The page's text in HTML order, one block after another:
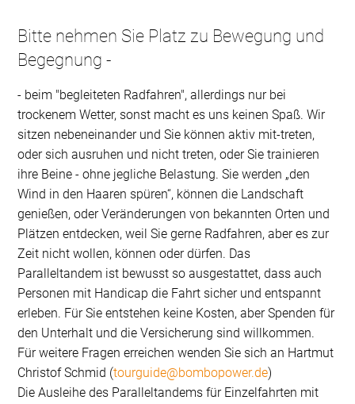
Bitte nehmen Sie Platz zu Bewegung und
Begegnung -
- beim "begleiteten Radfahren", allerdings nur bei
trockenem Wetter, sonst macht es uns keinen Spaß. Wir
sitzen nebeneinander und Sie können aktiv mit-treten,
oder sich ausruhen und nicht treten, oder Sie trainieren
ihre Beine - ohne jegliche Belastung. Sie werden „den
Wind in den Haaren spüren“, können die Landschaft
genießen, oder Veränderungen von bekannten Orten und
Plätzen entdecken, weil Sie gerne Radfahren, aber es zur
Zeit nicht wollen, können oder dürfen. Das
Paralleltandem ist bewusst so ausgestattet, dass auch
Personen mit Handicap die Fahrt sicher und entspannt
erleben. Für Sie entstehen keine Kosten, aber Spenden für
den Unterhalt und die Versicherung sind willkommen.
Für weitere Fragen erreichen wenden Sie sich an Hartmut
Christof Schmid (tourguide@bombopower.de)
Die Ausleihe des Paralleltandems für Einzelfahrten mit